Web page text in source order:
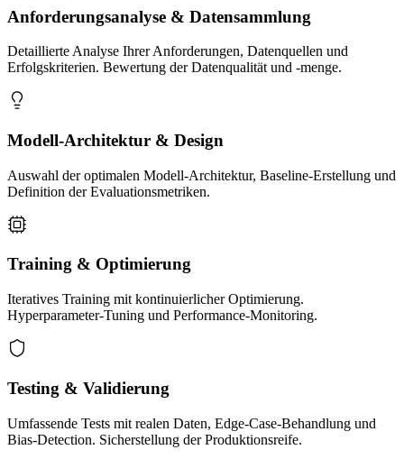
Anforderungsanalyse & Datensammlung
Detaillierte Analyse Ihrer Anforderungen, Datenquellen und
Erfolgskriterien. Bewertung der Datenqualität und -menge.
Modell-Architektur & Design
Auswahl der optimalen Modell-Architektur, Baseline-Erstellung und
Definition der Evaluationsmetriken.
Training & Optimierung
Iteratives Training mit kontinuierlicher Optimierung.
Hyperparameter-Tuning und Performance-Monitoring.
Testing & Validierung
Umfassende Tests mit realen Daten, Edge-Case-Behandlung und
Bias-Detection. Sicherstellung der Produktionsreife.